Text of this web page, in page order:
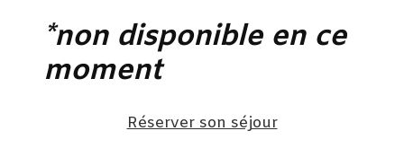
*non disponible en ce
moment
Réserver son séjour